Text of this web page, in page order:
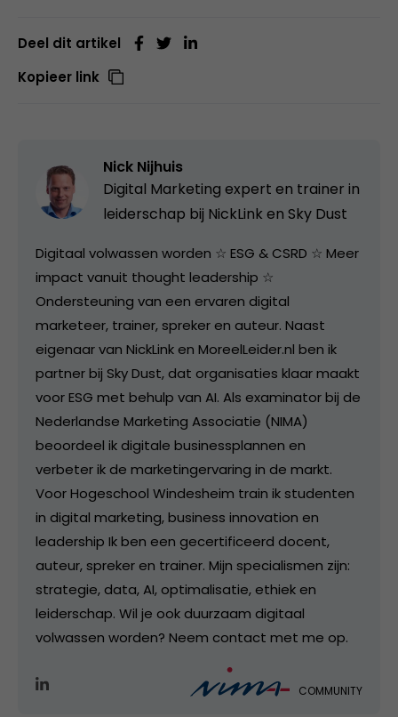
Deel dit artikel
Kopieer link
Nick Nijhuis
Digital Marketing expert en trainer in
leiderschap bij NickLink en Sky Dust
Digitaal volwassen worden ☆ ESG & CSRD ☆ Meer
impact vanuit thought leadership ☆
Ondersteuning van een ervaren digital
marketeer, trainer, spreker en auteur. Naast
eigenaar van NickLink en MoreelLeider.nl ben ik
partner bij Sky Dust, dat organisaties klaar maakt
voor ESG met behulp van AI. Als examinator bij de
Nederlandse Marketing Associatie (NIMA)
beoordeel ik digitale businessplannen en
verbeter ik de marketingervaring in de markt.
Voor Hogeschool Windesheim train ik studenten
in digital marketing, business innovation en
leadership Ik ben een gecertificeerd docent,
auteur, spreker en trainer. Mijn specialismen zijn:
strategie, data, AI, optimalisatie, ethiek en
leiderschap. Wil je ook duurzaam digitaal
volwassen worden? Neem contact met me op.
COMMUNITY